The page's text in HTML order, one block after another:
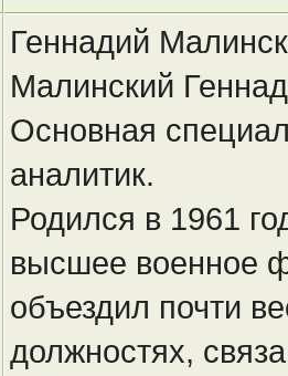
Геннадий
Малинский
Основная
аналитик.
Родился в 1961
высшее военное
объездил почти
должностях,